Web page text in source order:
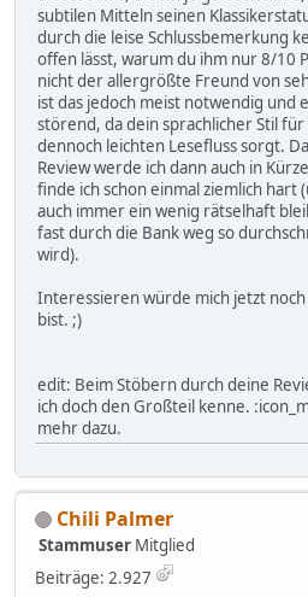
subtilen Mitteln seinen
durch die leise Schlussbemerkung
offen lässt, warum du ihm nur 8/10
nicht der allergrößte Freund von
ist das jedoch meist notwendig und
störend, da dein sprachlicher Stil
dennoch leichten Lesefluss sorgt.
Review werde ich dann auch in
finde ich schon einmal ziemlich hart
auch immer ein wenig rätselhaft
fast durch die Bank weg so
wird).
Interessieren würde mich jetzt
bist. ;)
edit: Beim Stöbern durch deine
ich doch den Großteil kenne.
mehr dazu.
Chili Palmer
Stammuser Mitglied
Beiträge: 2.927